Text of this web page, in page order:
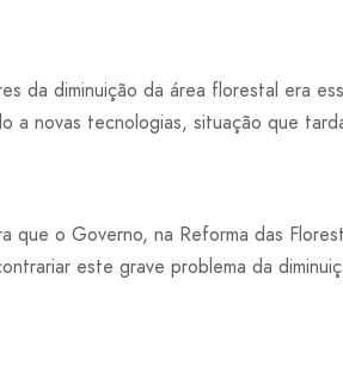
da diminuição da área florestal era
a novas tecnologias, situação que
que o Governo, na Reforma das
este grave problema da